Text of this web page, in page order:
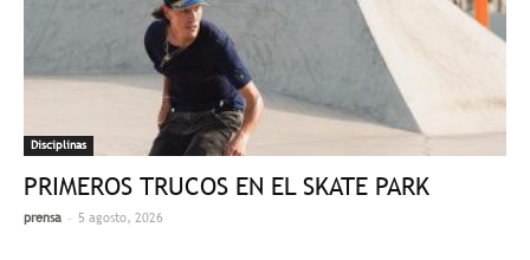
Disciplinas
PRIMEROS TRUCOS EN EL SKATE PARK
prensa - 5 agosto, 2026